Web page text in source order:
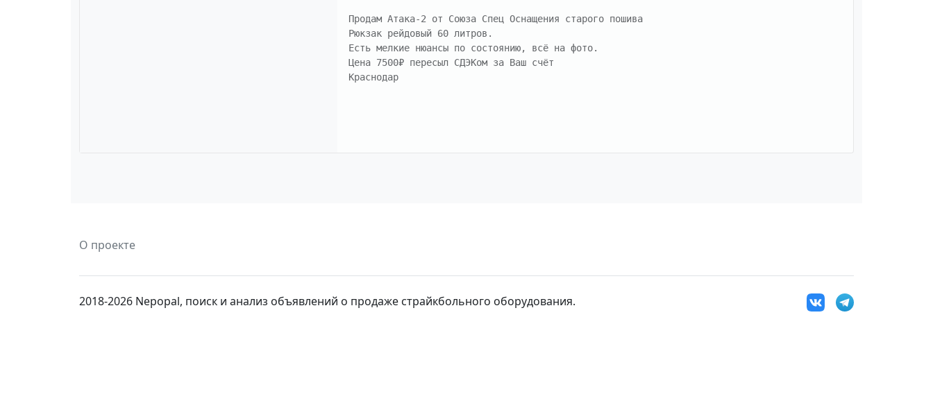
Продам Атака-2 от Союза Спец Оснащения старого пошива
Рюкзак рейдовый 60 литров.
Есть мелкие нюансы по состоянию, всё на фото.
Цена 7500₽ пересыл СДЭКом за Ваш счёт
Краснодар
О проекте
2018-2026 Nepopal, поиск и анализ объявлений о продаже страйкбольного оборудования.